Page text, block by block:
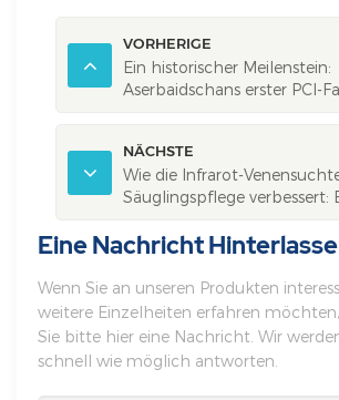
VORHERIGE
Ein historischer Meilenstein:
Aserbaidschans erster PCI-
NÄCHSTE
Wie die Infrarot-
Säuglingspflege verbessert:
Eine Nachricht
Wenn Sie an unseren Produkten
weitere Einzelheiten erfahren
Sie bitte hier eine Nachricht. Wir
schnell wie möglich antworten.